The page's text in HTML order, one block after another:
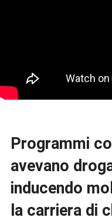
Programmi
avevano
inducendo
la carriera di